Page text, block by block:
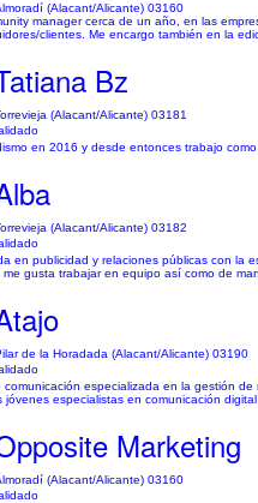
(Alacant/Alicante) 03160
manager cerca de un año, en las
clientes. Me encargo también en la
Bz
(Alacant/Alicante) 03181
en 2016 y desde entonces trabajo
(Alacant/Alicante) 03182
en publicidad y relaciones públicas con la
gusta trabajar en equipo así como de
de la Horadada (Alacant/Alicante) 03190
especializada en la gestión
especialistas en comunicación
Marketing
(Alacant/Alicante) 03160